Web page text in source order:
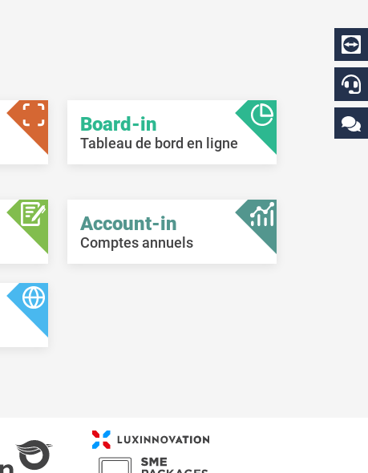
Board-in
Tableau de bord en ligne
Account-in
Comptes annuels